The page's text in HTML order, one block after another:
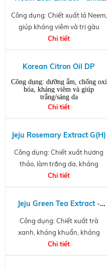
xuất lá Neem
Công dụng: Chiết xuất lá Neem,
giúp kháng viêm và trị gàu
Chi tiết
Korean Citron Oil DP
Công dụng: dưỡng ẩm, chống oxi
hóa, kháng viêm và giúp
trắng/sáng da
Chi tiết
Jeju Rosemary Extract G(H)
Công dụng: Chiết xuất hương
thảo, làm trắng da, kháng
khuẩn, chống oxy hóa
Chi tiết
Jeju Green Tea Extract -
Chiết xuất trà xanh
Công dụng: Chiết xuất trà
xanh, kháng khuẩn, kháng
viêm, chống kích ứng, chống lão
Chi tiết